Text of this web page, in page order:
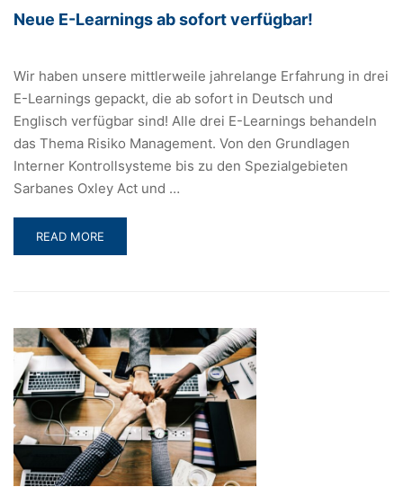
Neue E-Learnings ab sofort verfügbar!
Wir haben unsere mittlerweile jahrelange Erfahrung in drei
E-Learnings gepackt, die ab sofort in Deutsch und
Englisch verfügbar sind! Alle drei E-Learnings behandeln
das Thema Risiko Management. Von den Grundlagen
Interner Kontrollsysteme bis zu den Spezialgebieten
Sarbanes Oxley Act und …
READ
MORE
LEARNINGS
AB
SOFORT
VERFÜGBAR!
READ MORE